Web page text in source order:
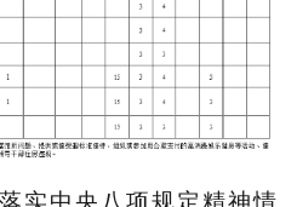
实中央八项规定精神情